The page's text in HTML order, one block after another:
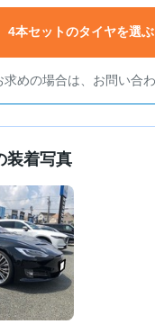
4本セットのタイヤを選ぶ
めの場合は、お問い合わ
装着写真